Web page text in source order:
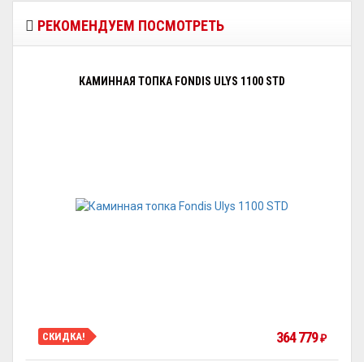
РЕКОМЕНДУЕМ ПОСМОТРЕТЬ
КАМИННАЯ ТОПКА FONDIS ULYS 1100 STD
СКИДКА! 364 779₽